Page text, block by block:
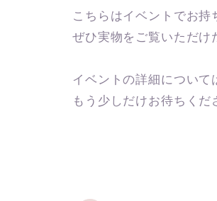
こちらはイベントでお持
ぜひ実物をご覧いただけ
イベントの詳細について
もう少しだけお待ちくだ